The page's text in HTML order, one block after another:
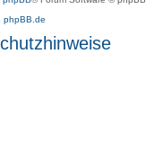
phpBB.de